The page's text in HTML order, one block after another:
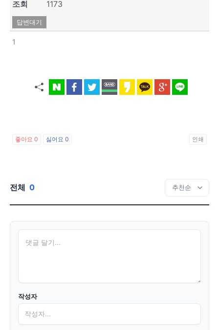
조회
1173
답변대기
1
좋아요 0 싫어요 0 인쇄
전체 0
작성자